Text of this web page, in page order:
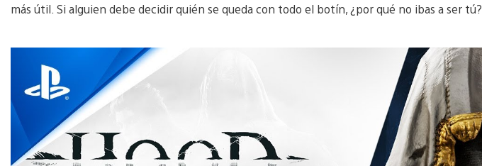
más útil. Si alguien debe decidir quién se queda con todo el botín, ¿por qué no ibas a ser tú?